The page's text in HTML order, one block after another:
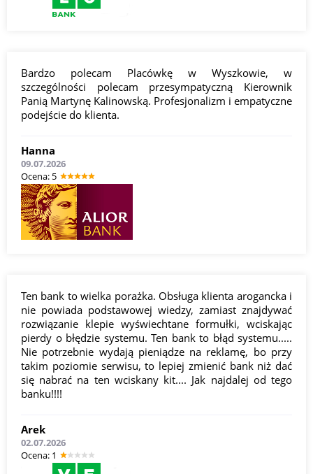
Bardzo polecam Placówkę w Wyszkowie, w
szczególności polecam przesympatyczną Kierownik
Panią Martynę Kalinowską. Profesjonalizm i empatyczne
podejście do klienta.
Hanna
09.07.2026
Оcena: 5
Ten bank to wielka porażka. Obsługa klienta arogancka i
nie powiada podstawowej wiedzy, zamiast znajdywać
rozwiązanie klepie wyświechtane formułki, wciskając
pierdy o błędzie systemu. Ten bank to błąd systemu.....
Nie potrzebnie wydają pieniądze na reklamę, bo przy
takim poziomie serwisu, to lepiej zmienić bank niż dać
się nabrać na ten wciskany kit.... Jak najdalej od tego
banku!!!!
Arek
02.07.2026
Оcena: 1